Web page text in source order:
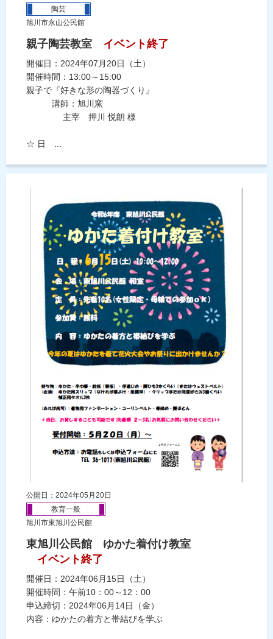
陶芸
旭川市永山公民館
親子陶芸教室 イベント終了
開催日：2024年07月20日（土）
開催時間：13:00～15:00
親子で『好きな形の陶器づくり』
講師：旭川窯
主宰 押川 悦朗 様
☆ 日 ...
公開日：2024年05月20日
教育一般
旭川市東旭川公民館
東旭川公民館 ゆかた着付け教室
イベント終了
開催日：2024年06月15日（土）
開催時間：午前10：00～12：00
申込締切：2024年06月14日（金）
内容：ゆかたの着方と帯結びを学ぶ